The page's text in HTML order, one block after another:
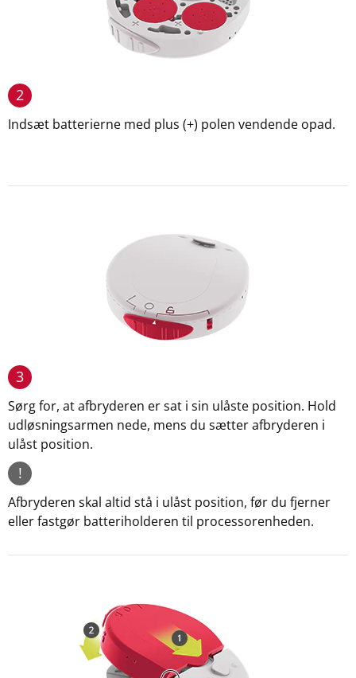
2
Indsæt batterierne med plus (+) polen vendende opad.
3
Sørg for, at afbryderen er sat i sin ulåste position. Hold
udløsningsarmen nede, mens du sætter afbryderen i
ulåst position.
!
Afbryderen skal altid stå i ulåst position, før du fjerner
eller fastgør batteriholderen til processorenheden.